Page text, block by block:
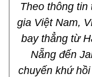
Theo thông
gia Việt Nam,
bay thẳng từ
Nẵng đến
chuyến khứ